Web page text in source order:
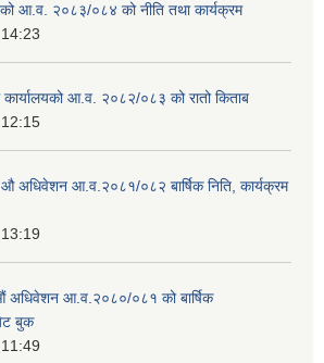
आ.व. २०८३/०८४ को नीति तथा कार्यक्रम
कार्यालयको आ.व. २०८२/०८३ को रातो किताब
औ अधिवेशन आ.व.२०८१/०८२ बार्षिक निति, कार्यक्रम
अधिवेशन आ.व.२०८०/०८१ को बार्षिक
बुक